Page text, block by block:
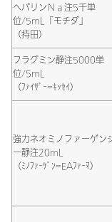
ヘパリンＮａ注5千単
位/5mL「モチダ」
（持田）
フラグミン静注5000単
位/5mL
（ﾌｧｲｻﾞｰ=ｷｯｾｲ）
強力ネオミノファーゲン
ー静注20mL
（ﾐﾉﾌｧｰｹﾞﾝ=EAﾌｧｰﾏ）